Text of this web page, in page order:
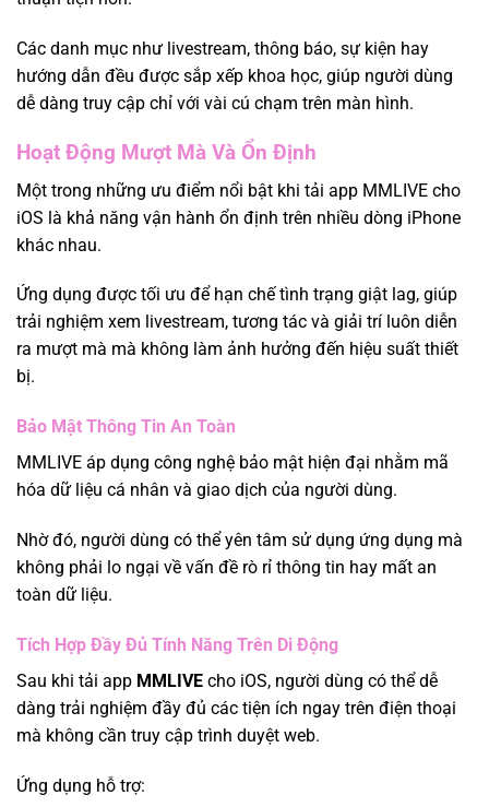
Các danh mục như livestream, thông báo, sự kiện hay
hướng dẫn đều được sắp xếp khoa học, giúp người dùng
dễ dàng truy cập chỉ với vài cú chạm trên màn hình.
Hoạt Động Mượt Mà Và Ổn Định
Một trong những ưu điểm nổi bật khi tải app MMLIVE cho
iOS là khả năng vận hành ổn định trên nhiều dòng iPhone
khác nhau.
Ứng dụng được tối ưu để hạn chế tình trạng giật lag, giúp
trải nghiệm xem livestream, tương tác và giải trí luôn diễn
ra mượt mà mà không làm ảnh hưởng đến hiệu suất thiết
bị.
Bảo Mật Thông Tin An Toàn
MMLIVE áp dụng công nghệ bảo mật hiện đại nhằm mã
hóa dữ liệu cá nhân và giao dịch của người dùng.
Nhờ đó, người dùng có thể yên tâm sử dụng ứng dụng mà
không phải lo ngại về vấn đề rò rỉ thông tin hay mất an
toàn dữ liệu.
Tích Hợp Đầy Đủ Tính Năng Trên Di Động
Sau khi tải app MMLIVE cho iOS, người dùng có thể dễ
dàng trải nghiệm đầy đủ các tiện ích ngay trên điện thoại
mà không cần truy cập trình duyệt web.
Ứng dụng hỗ trợ: